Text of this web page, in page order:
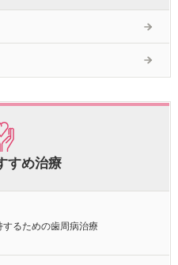
すめ治療
るための歯周病治療